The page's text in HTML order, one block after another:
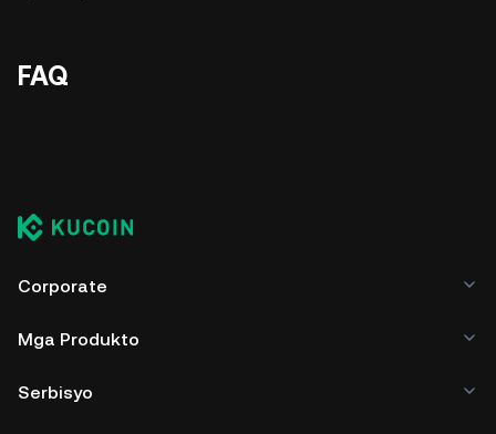
FAQ
Corporate
Mga Produkto
Serbisyo